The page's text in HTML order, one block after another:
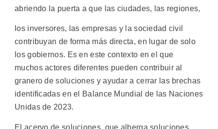
abriendo la puerta a que las ciudades, las regiones,
los inversores, las empresas y la sociedad civil
contribuyan de forma más directa, en lugar de solo
los gobiernos. Es en este contexto en el que
muchos actores diferentes pueden contribuir al
granero de soluciones y ayudar a cerrar las brechas
identificadas en el Balance Mundial de las Naciones
Unidas de 2023.
El acervo de soluciones, que alberga soluciones